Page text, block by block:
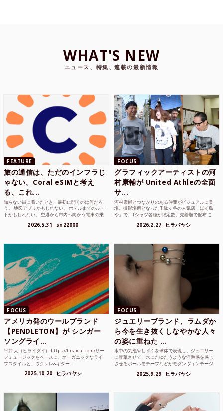
WHAT'S NEW
ニュース、特集、連載の最新情報
FEATURE
旅の通信は、ただのインフラじ
ゃない。Coral eSIMと考え
る、これ...
知らない街に着いたとき、最初に開くのは何だろ
う。 地図アプリかもしれない。 ホテルまでのルー
トかもしれない。 空港から市内へ向かう電車の乗
2026.5.31 sn22000
FOCUS
グラフィックアーティストの河
村康輔が United Athleの全面
サ...
河村康輔とつながりのある仲間がビジュアルに登
場。撮影場所となった千駄ヶ谷の人気店「ほそ島
や」で、Tシャツ各種が限定数、先着順で配布 こ
2026.2.27 ヒラバヤシ
FOCUS
アメリカ発のウールブランド
【PENDLETON】が シンガー
ソングライ...
平井 大（ヒライダイ） https://hiraidai.com/サー
フミュージックをベースに、オーガニックなライ
フスタイルと、ウクレレ&ギター...
2025.10.20 ヒラバヤシ
FOCUS
ジュエリーブランド、ラムダか
ら今を生き抜くしなやかな人々
の姿に重ねた ...
水中の気泡やしずくを球体で表現し、ジュエリー
に昇華させて、水にたゆたうような浮遊感を感じ
させるボールモチーフなどがモダンヴィンテージ
2025.9.29 ヒラバヤシ